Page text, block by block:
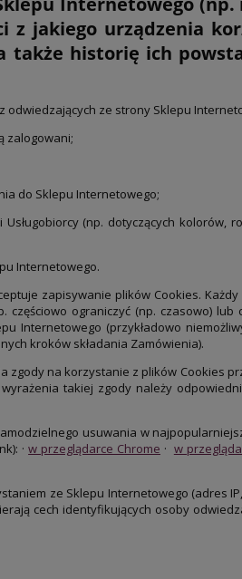
jakiego urządzenia
także historię ich
ze strony Sklepu
zalogowani;
do Sklepu Internetowego;
(np. dotyczących kolorów,
Internetowego.
zapisywanie plików Cookies.
ograniczyć (np. czasowo) lub
Internetowego (przykładowo
kroków składania Zamówienia).
na korzystanie z plików Cookies
takiej zgody należy
usuwania w
·w przeglądarce Chrome · w
ze Sklepu Internetowego (adres
cech identyfikujących osoby